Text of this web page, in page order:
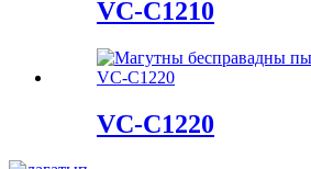
VC-C1210
VC-C1220